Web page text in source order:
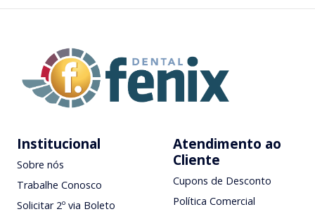
Institucional
Sobre nós
Trabalhe Conosco
Solicitar 2º via Boleto
Atendimento ao
Cliente
Cupons de Desconto
Política Comercial